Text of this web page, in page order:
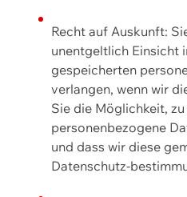
Recht auf Auskunft:
unentgeltlich Einsicht
gespeicherten
verlangen, wenn wir
Sie die Möglichkeit,
personenbezogene
und dass wir diese
Datenschutz-